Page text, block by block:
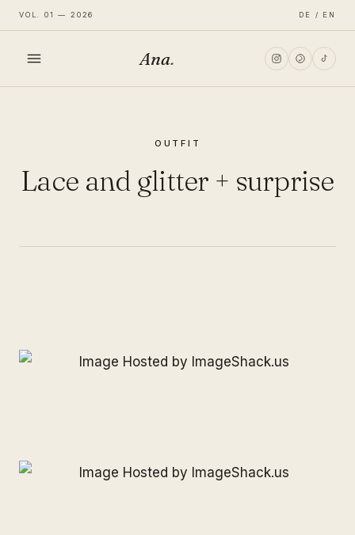
VOL. 01 — 2026 DE / EN
Ana.
OUTFIT
Lace and glitter + surprise